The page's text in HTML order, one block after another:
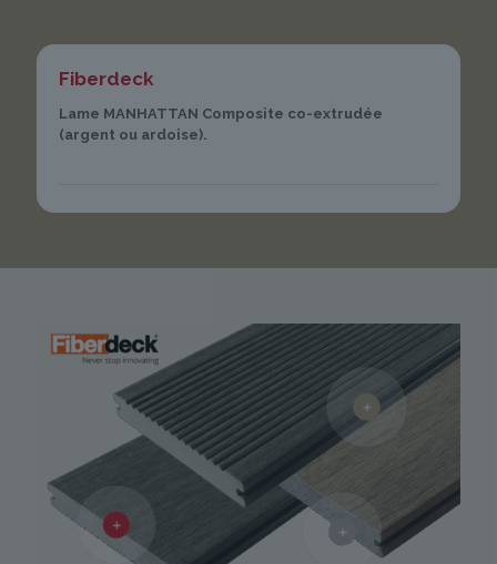
Fiberdeck
Lame MANHATTAN Composite co-extrudée
(argent ou ardoise).